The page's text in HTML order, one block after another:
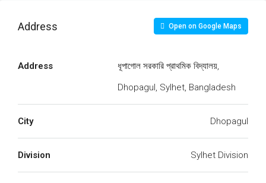
Address Open on Google Maps
Address
ধূপাগোল সরকারি প্রাথমিক বিদ্যালয়,
Dhopagul, Sylhet, Bangladesh
City Dhopagul
Division Sylhet Division